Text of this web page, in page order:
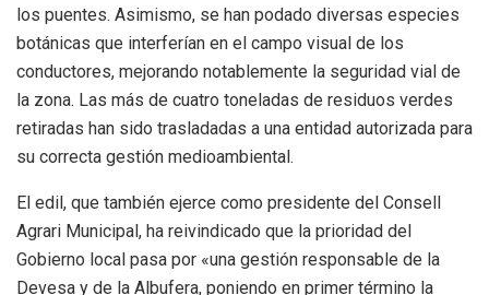
los puentes. Asimismo, se han podado diversas especies
botánicas que interferían en el campo visual de los
conductores, mejorando notablemente la seguridad vial de
la zona. Las más de cuatro toneladas de residuos verdes
retiradas han sido trasladadas a una entidad autorizada para
su correcta gestión medioambiental.
El edil, que también ejerce como presidente del Consell
Agrari Municipal, ha reivindicado que la prioridad del
Gobierno local pasa por «una gestión responsable de la
Devesa y de la Albufera, poniendo en primer término la